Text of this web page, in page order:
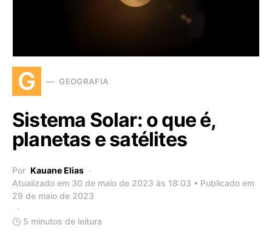
G GEOGRAFIA
Sistema Solar: o que é,
planetas e satélites
Por Kauane Elias
Atualizado em 30 de maio de 2023 às 18:03 • Publicado em
29 de maio de 2023
5 minutos de leitura